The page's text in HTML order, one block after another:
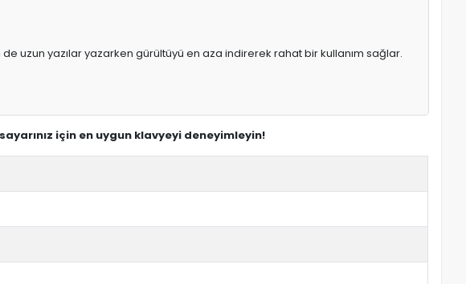
uzun yazılar yazarken gürültüyü en aza indirerek rahat bir kullanım sağlar.
için en uygun klavyeyi deneyimleyin!